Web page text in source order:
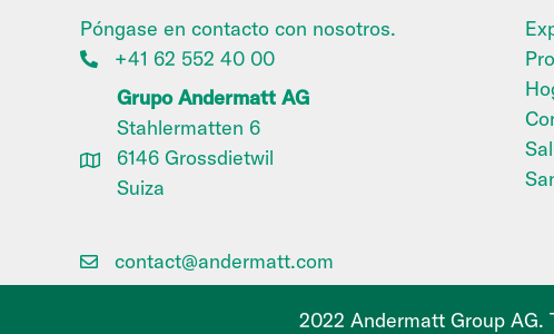
Póngase en contacto con nosotros.
+41 62 552 40 00
Grupo Andermatt AG
Stahlermatten 6
6146 Grossdietwil
Suiza
contact@andermatt.com
2022 Andermatt Group AG.